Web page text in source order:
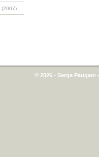
(2007)
© 2026 - Serge